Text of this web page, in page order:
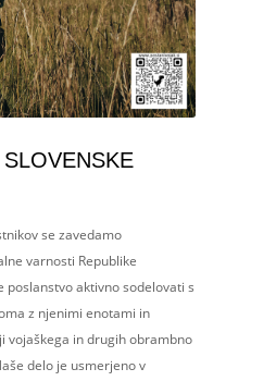
se zavedamo
varnosti Republike
poslanstvo aktivno sodelovati s
z njenimi enotami in
vojaškega in drugih obrambno
delo je usmerjeno v